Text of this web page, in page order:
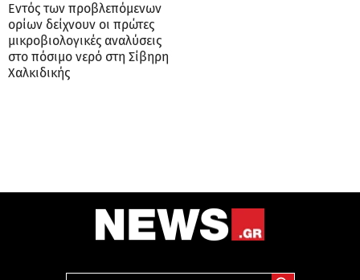
Εντός των προβλεπόμενων
ορίων δείχνουν οι πρώτες
μικροβιολογικές αναλύσεις
στο πόσιμο νερό στη Σίβηρη
Χαλκιδικής